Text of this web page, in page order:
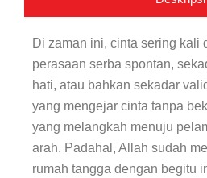
-
Islami
dari
Persoalan
Taaruf,
Tuntutan
Finansial,
Hingga
Di zaman ini, cinta sering kali
perasaan serba spontan,
hati, atau bahkan sekadar
yang mengejar cinta tanpa
yang melangkah menuju
arah. Padahal, Allah sudah
rumah tangga dengan begitu